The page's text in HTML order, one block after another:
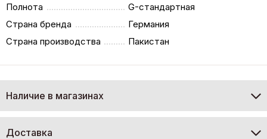
Полнота
G-стандартная
Страна бренда
Германия
Страна производства
Пакистан
Наличие в магазинах
Доставка